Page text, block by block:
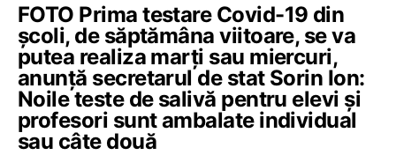
FOTO Prima testare Covid-19 din
școli, de săptămâna viitoare, se va
putea realiza marți sau miercuri,
anunță secretarul de stat Sorin Ion:
Noile teste de salivă pentru elevi și
profesori sunt ambalate individual
sau câte două